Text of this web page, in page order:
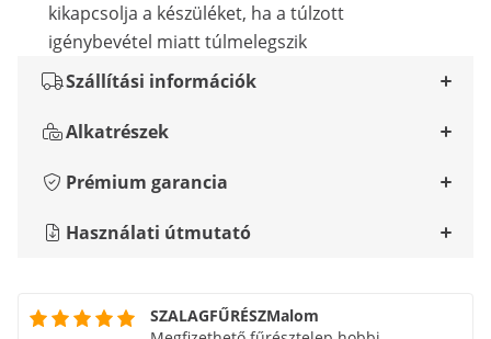
kikapcsolja a készüléket, ha a túlzott
igénybevétel miatt túlmelegszik
Szállítási információk
Alkatrészek
Prémium garancia
Használati útmutató
SZALAGFŰRÉSZMalom